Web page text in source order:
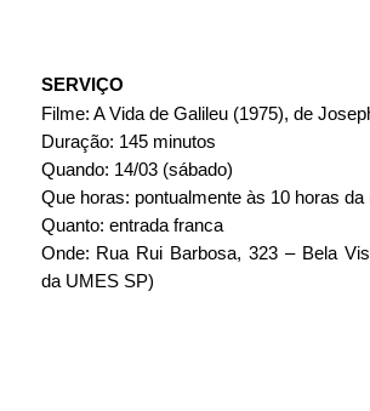
SERVIÇO
Filme: A Vida de Galileu (1975), de
Duração: 145 minutos
Quando: 14/03 (sábado)
Que horas: pontualmente às 10 horas da
Quanto: entrada franca
Onde: Rua Rui Barbosa, 323 – Bela
da UMES SP)